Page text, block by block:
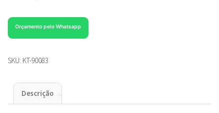
Orçamento pelo Whatsapp
SKU: KT-90083
Descrição